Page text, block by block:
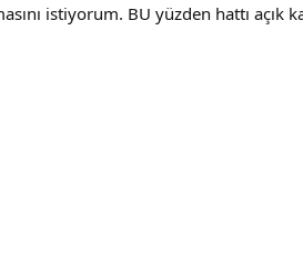
istiyorum. BU yüzden hattı açık